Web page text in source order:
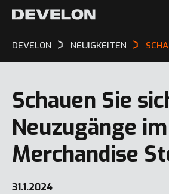
DEVELON NEUIGKEITEN SCHAUEN SIE
Schauen Sie
Neuzugänge
Merchandise
31.1.2024